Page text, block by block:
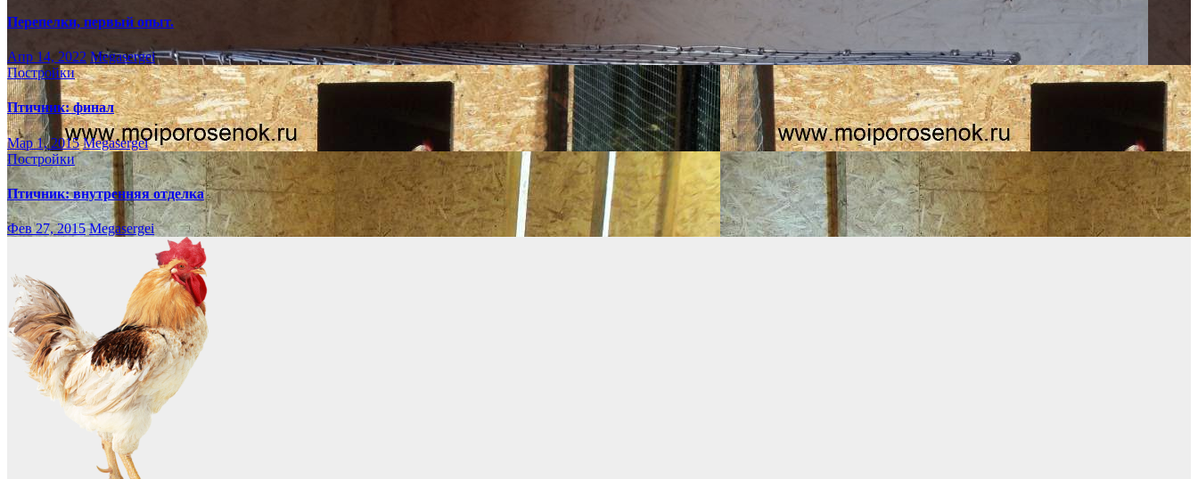
Перепелки, первый опыт.
Апр 14, 2022 Megasergei
Постройки
Птичник: финал
Мар 1, 2015 Megasergei
Постройки
Птичник: внутренняя отделка
Фев 27, 2015 Megasergei